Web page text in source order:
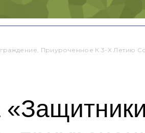
Приуроченное К 3-Х Летию